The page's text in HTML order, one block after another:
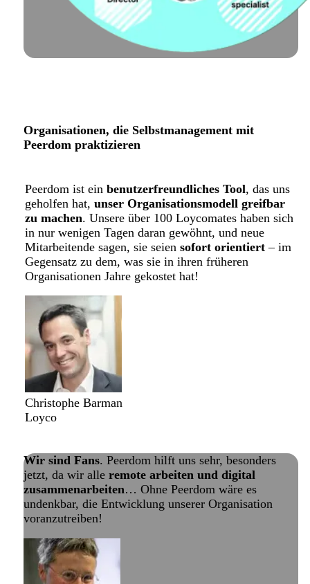
Organisationen, die Selbstmanagement mit
Peerdom praktizieren
Peerdom ist einbenutzerfreundliches Tool, das uns
geholfen hat,unser Organisationsmodell greifbar
zu machen. Unsere über 100 Loycomates haben sich
in nur wenigen Tagen daran gewöhnt, und neue
Mitarbeitende sagen, sie seiensofort orientiert – im
Gegensatz zu dem, was sie in ihren früheren
Organisationen Jahre gekostet hat!
Christophe Barman
Loyco
Wir sind Fans. Peerdom hilft uns sehr, besonders
jetzt, da wir alleremote arbeiten und digital
zusammenarbeiten… Ohne Peerdom wäre es
undenkbar, die Entwicklung unserer Organisation
voranzutreiben!